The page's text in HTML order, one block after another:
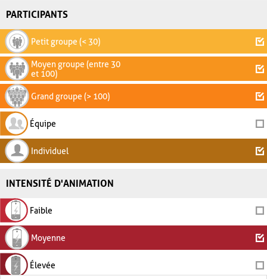
PARTICIPANTS
Petit groupe (< 30)
Moyen groupe (entre 30
et 100)
Grand groupe (> 100)
Équipe
Individuel
INTENSITÉ D'ANIMATION
Faible
Moyenne
Élevée